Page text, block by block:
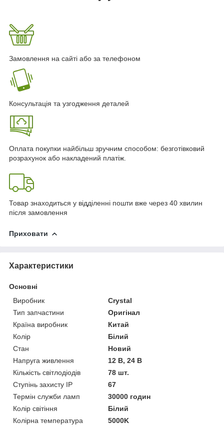
Замовлення на сайті або за телефоном
Консультація та узгодження деталей
Оплата покупки найбільш зручним способом: безготівковий
розрахунок або накладений платіж.
Товар знаходиться у відділенні пошти вже через 40 хвилин
після замовлення
Приховати
Характеристики
Основні
Виробник
Crystal
Тип запчастини
Оригінал
Країна виробник
Китай
Колір
Білий
Стан
Новий
Напруга живлення
12 В, 24 В
Кількість світлодіодів
78 шт.
Ступінь захисту IP
67
Термін служби ламп
30000 годин
Колір світіння
Білий
Колірна температура
5000K